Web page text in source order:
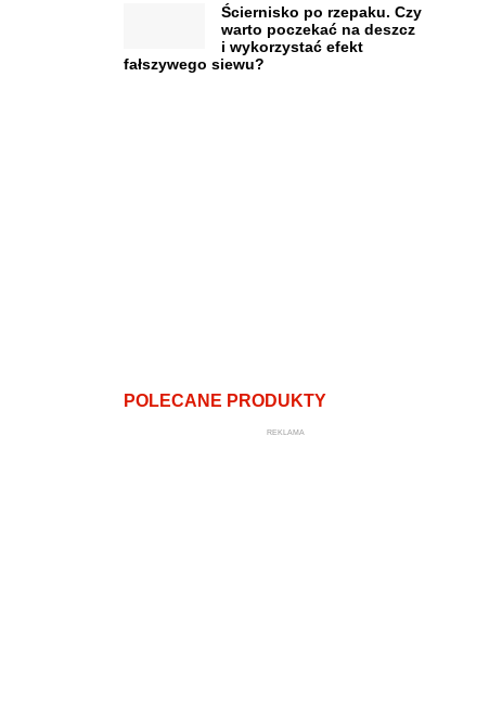
Ściernisko po rzepaku. Czy
warto poczekać na deszcz
i wykorzystać efekt
fałszywego siewu?
POLECANE PRODUKTY
REKLAMA